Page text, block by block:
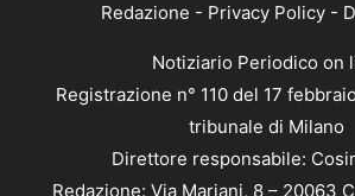
Redazione - Privacy Policy-
Notiziario Periodico on
Registrazione n° 110 del 17
tribunale di Milano
Direttore responsabile:
Redazione: Via Mariani, 8 – 20063